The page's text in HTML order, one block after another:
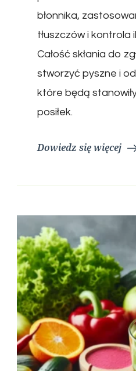
błonnika,
tłuszczów i kontrola
Całość skłania do
stworzyć pyszne i
które będą
posiłek.
Dowiedz się więcej